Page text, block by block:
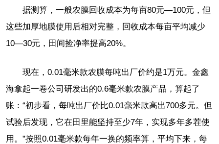
据测算，一般农膜回收成本为每亩80元—100元，但
这些加厚地膜使用后相对完整，回收成本每亩平均减少
10—30元，田间捡净率提高20%。
现在，0.01毫米款农膜每吨出厂价约是1万元。金鑫
海拿起一卷公司研发出的0.6毫米款农膜产品，算起了
账：“初步看，每吨出厂价比0.01毫米款高出700多元。但
试验后发现，它在田里能坚持至少7年，实现多年多茬使
用。”按照0.01毫米款每年一换的频率算，平均下来，每